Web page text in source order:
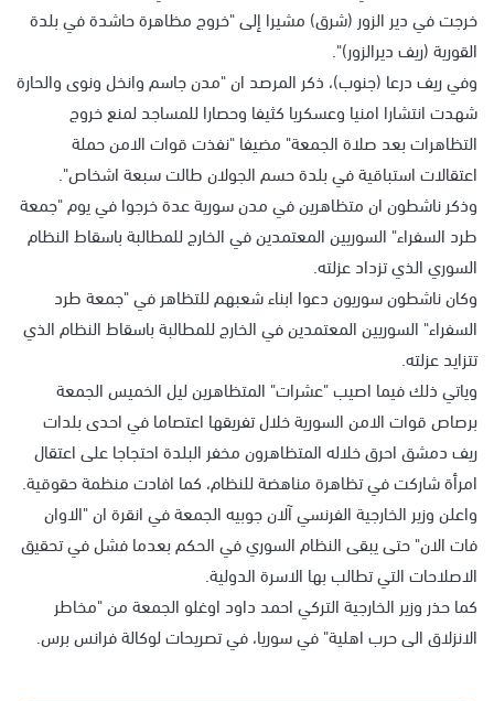
خرجت في دير الزور (شرق) مشيرا إلى "خروج مظاهرة حاشدة في بلدة
القورية (ريف ديرالزور)".
وفي ريف درعا (جنوب)، ذكر المرصد ان "مدن جاسم وانخل ونوى والحارة
شهدت انتشارا امنيا وعسكريا كثيفا وحصارا للمساجد لمنع خروج
التظاهرات بعد صلاة الجمعة" مضيفا "نفذت قوات الامن حملة
اعتقالات استباقية في بلدة حسم الجولان طالت سبعة اشخاص".
وذكر ناشطون ان متظاهرين في مدن سورية عدة خرجوا في يوم "جمعة
طرد السفراء" السوريين المعتمدين في الخارج للمطالبة باسقاط النظام
السوري الذي تزداد عزلته.
وكان ناشطون سوريون دعوا ابناء شعبهم للتظاهر في "جمعة طرد
السفراء" السوريين المعتمدين في الخارج للمطالبة باسقاط النظام الذي
تتزايد عزلته.
وياتي ذلك فيما اصيب "عشرات" المتظاهرين ليل الخميس الجمعة
برصاص قوات الامن السورية خلال تفريقها اعتصاما في احدى بلدات
ريف دمشق احرق خلاله المتظاهرون مخفر البلدة احتجاجا على اعتقال
امرأة شاركت في تظاهرة مناهضة للنظام، كما افادت منظمة حقوقية.
واعلن وزير الخارجية الفرنسي آلان جوبيه الجمعة في انقرة ان "الاوان
فات الان" حتى يبقى النظام السوري في الحكم بعدما فشل في تحقيق
الاصلاحات التي تطالب بها الاسرة الدولية.
كما حذر وزير الخارجية التركي احمد داود اوغلو الجمعة من "مخاطر
الانزلاق الى حرب اهلية" في سوريا، في تصريحات لوكالة فرانس برس.